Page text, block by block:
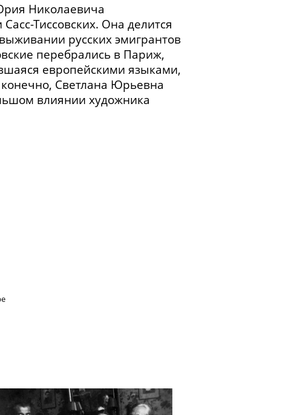
Николаевича
Сасс-Тиссовских. Она делится
русских эмигрантов
перебрались в Париж,
европейскими языками,
Светлана Юрьевна
влиянии художника
на мосту. О бабушке
методу Берлица в Париже.
к оккультным наукам